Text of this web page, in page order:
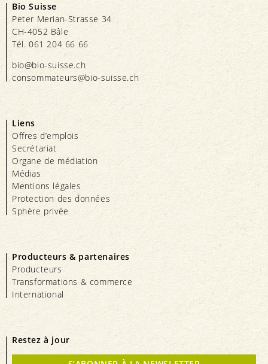
Bio Suisse
Peter Merian-Strasse 34
CH-4052 Bâle
Tél. 061 204 66 66
bio@bio-suisse.ch
consommateurs@bio-suisse.ch
Liens
Offres d’emplois
Secrétariat
Organe de médiation
Médias
Mentions légales
Protection des données
Sphère privée
Producteurs & partenaires
Producteurs
Transformations & commerce
International
Restez à jour